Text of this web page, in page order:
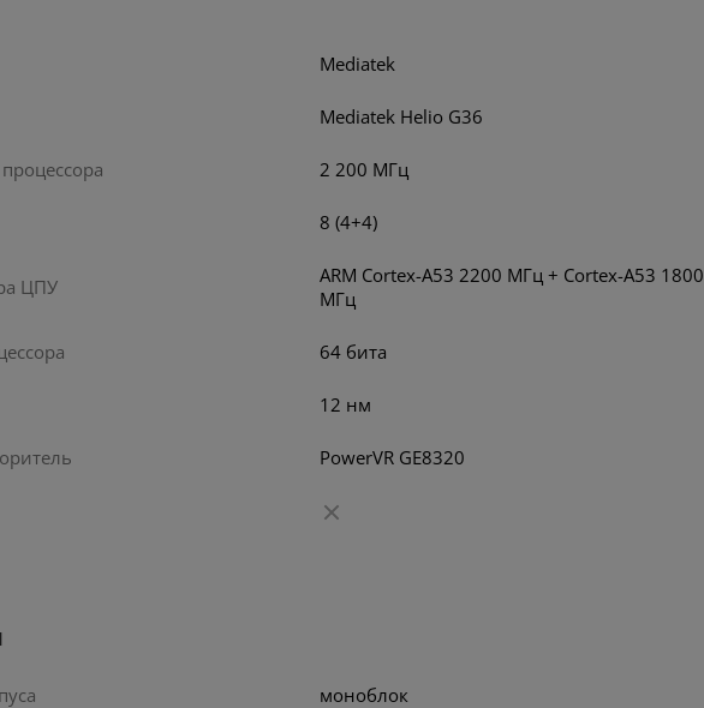
Mediatek
Mediatek Helio G36
2 200 МГц
8 (4+4)
ЦПУ
ARM Cortex-A53 2200 МГц + Cortex-A53 1800
МГц
64 бита
12 нм
PowerVR GE8320
моноблок
руб/мес